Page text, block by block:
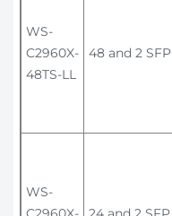
WS-
C2960X-
48TS-LL
48 and 2 SFP
WS-